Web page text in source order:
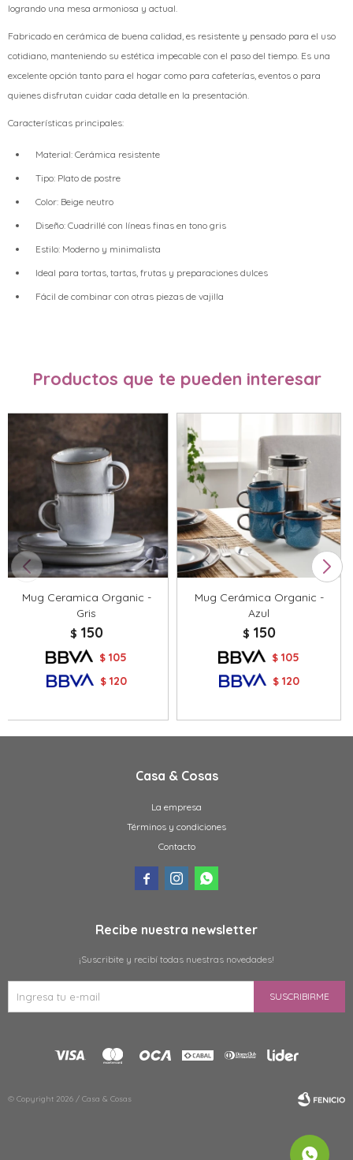
logrando una mesa armoniosa y actual.
Fabricado en cerámica de buena calidad, es resistente y pensado para el uso
cotidiano, manteniendo su estética impecable con el paso del tiempo. Es una
excelente opción tanto para el hogar como para cafeterías, eventos o para
quienes disfrutan cuidar cada detalle en la presentación.
Características principales:
Material: Cerámica resistente
Tipo: Plato de postre
Color: Beige neutro
Diseño: Cuadrillé con líneas finas en tono gris
Estilo: Moderno y minimalista
Ideal para tortas, tartas, frutas y preparaciones dulces
Fácil de combinar con otras piezas de vajilla
Productos que te pueden interesar
Mug Ceramica Organic -
Gris
$ 150
$ 105
$ 120
Mug Cerámica Organic -
Azul
$ 150
$ 105
$ 120
Casa & Cosas
La empresa
Términos y condiciones
Contacto
  
Recibe nuestra newsletter
¡Suscribite y recibí todas nuestras novedades!
SUSCRIBIRME
© Copyright 2026 / Casa & Cosas